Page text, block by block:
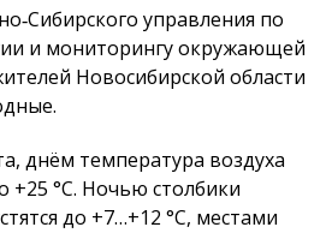
управления по
и мониторингу окружающей
Новосибирской области
днём температура воздуха
+25 °C. Ночью столбики
до +7…+12 °C, местами